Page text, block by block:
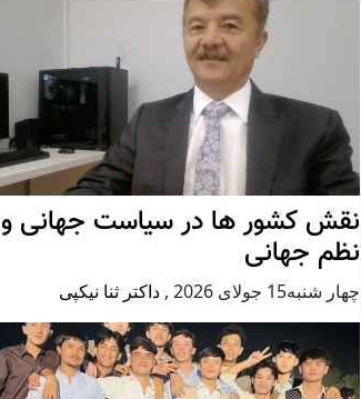
نقش کشور ها در سیاست جهانی و
نظم جهانی
چهار شنبه15 جولای 2026 , داکتر ثنا نیکپی